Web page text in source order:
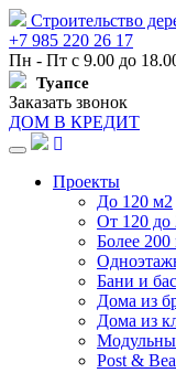
Строительство
+7 985 220 26 17
Пн - Пт с 9.00 до
Туапсе
Заказать звонок
ДОМ В КРЕДИТ
Навигация
Проекты
До 120 м2
От 120 до
Более 200
Бани и
Дома из
Дома из
Post &